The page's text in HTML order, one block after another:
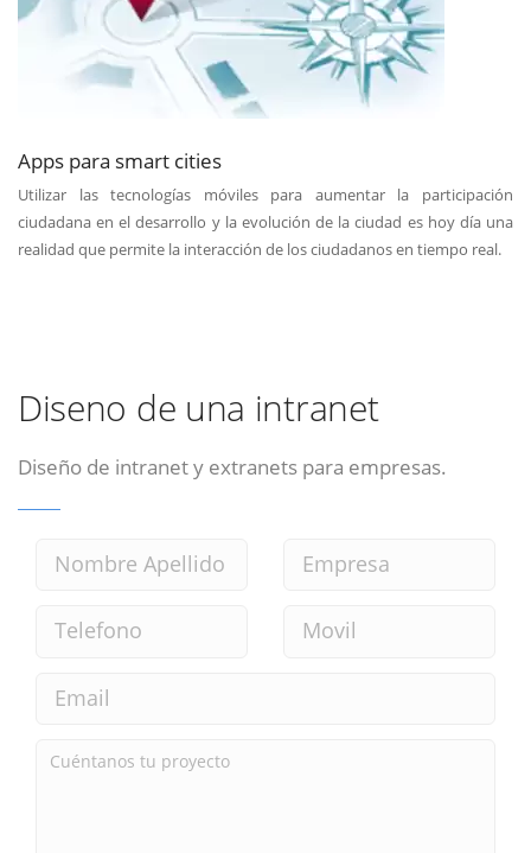
Apps para smart cities
Utilizar las tecnologías móviles para aumentar la participación
ciudadana en el desarrollo y la evolución de la ciudad es hoy día una
realidad que permite la interacción de los ciudadanos en tiempo real.
Diseno de una intranet
Diseño de intranet y extranets para empresas.